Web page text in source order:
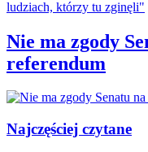
Nie ma zgody
referendum
Najczęściej czytane